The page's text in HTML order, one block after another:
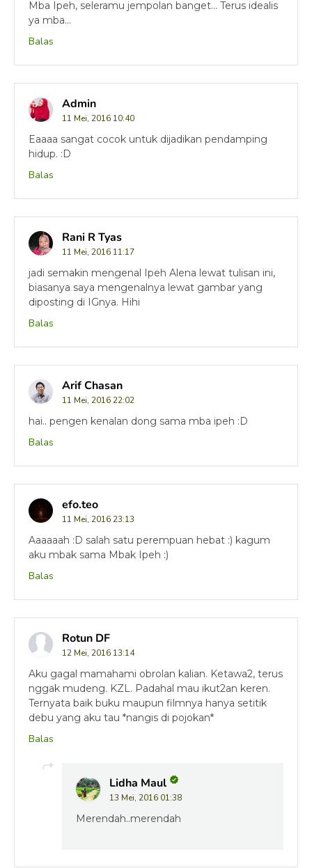
Mba Ipeh, seleramu jempolan banget... Terus idealis
ya mba...
Balas
Admin
11 Mei, 2016 10:40
Eaaaa sangat cocok untuk dijadikan pendamping
hidup. :D
Balas
Rani R Tyas
11 Mei, 2016 11:17
jadi semakin mengenal Ipeh Alena lewat tulisan ini,
biasanya saya mengenalnya lewat gambar yang
diposting di IGnya. Hihi
Balas
Arif Chasan
11 Mei, 2016 22:02
hai.. pengen kenalan dong sama mba ipeh :D
Balas
efo.teo
11 Mei, 2016 23:13
Aaaaaah :D salah satu perempuan hebat :) kagum
aku mbak sama Mbak Ipeh :)
Balas
Rotun DF
12 Mei, 2016 13:14
Aku gagal mamahami obrolan kalian. Ketawa2, terus
nggak mudeng. KZL. Padahal mau ikut2an keren.
Ternyata baik buku maupun filmnya hanya setitik
debu yang aku tau *nangis di pojokan*
Balas
Lidha Maul
13 Mei, 2016 01:38
Merendah..merendah